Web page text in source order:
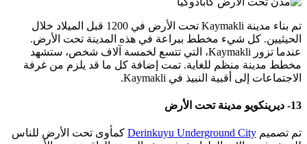
تم بناء مدينة Kaymakli تحت الأرض في 1200 قبل الميلاد خلال
الحيثيين. كل شيء مخطط ببراعة في هذه المدينة تحت الأرض.
عندما تزور Kaymakli، التي تتسع لخمسة آلاف شخص، ستشهد
مخطط مدينة منظم للغاية. تمت إضافة كل ما قد يلزم من غرفة
الاجتماعات إلى أقبية النبيذ في Kaymakli.
13- ديرينكويو مدينة تحت الأرض
تم تصميم Derinkuyu Underground City كمأوى تحت الأرض للناس